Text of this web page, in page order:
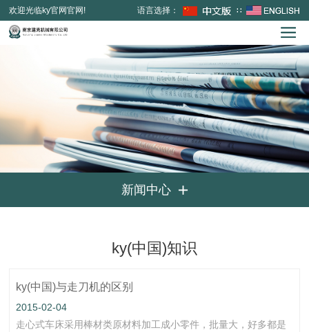
欢迎光临ky官网官网! 语言选择： ∷
新闻中心 
ky(中国)知识
ky(中国)与走刀机的区别
2015-02-04
走心式车床采用棒材类原材料加工成小零件，批量大，好多都是